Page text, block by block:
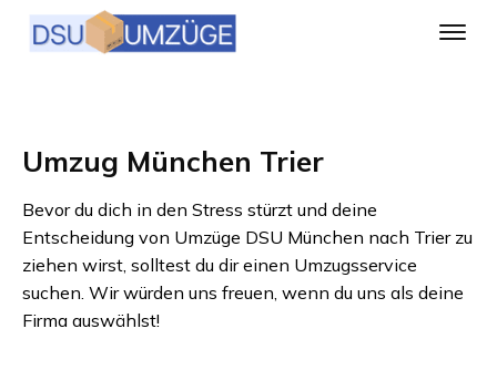
Umzug München Trier
Bevor du dich in den Stress stürzt und deine
Entscheidung von Umzüge DSU München nach Trierzu
ziehen wirst, solltest du dir einen Umzugsservice
suchen. Wir würden uns freuen, wenn du uns als deine
Firma auswählst!